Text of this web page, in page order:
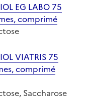
EG LABO 75
comprimé
VIATRIS 75
comprimé
Saccharose